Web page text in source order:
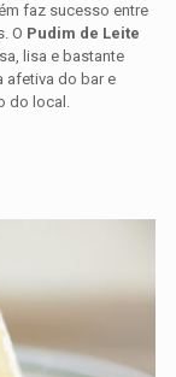
faz sucesso entre
O Pudim de Leite
lisa e bastante
afetiva do bar e
do local.